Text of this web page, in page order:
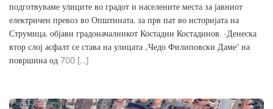
подготвуваме улиците во градот и населените места за јавниот
електричен превоз во Општината, за прв пат во историјата на
Струмица, објави градоначалникот Костадин Костадинов. -Денеска
втор слој асфалт се става на улицата „Чедо Филиповски Даме“ на
површина од 700 […]